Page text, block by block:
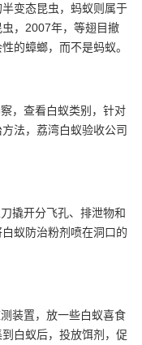
半变态昆虫 ，蚂蚁则属于
，2007年，等翅目撤
的蟑螂，而不是蚂蚁。
，查看白蚁类别，针对
法，荔湾白蚁验收公司
撬开分飞孔、排泄物和
蚁防治粉剂喷在洞口的
装置，放一些白蚁喜食
白蚁后，投放饵剂，促